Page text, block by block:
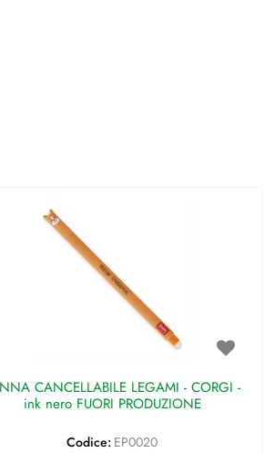
CANCELLABILE LEGAMI - CORGI -
ink nero FUORI PRODUZIONE
Codice: EP0020